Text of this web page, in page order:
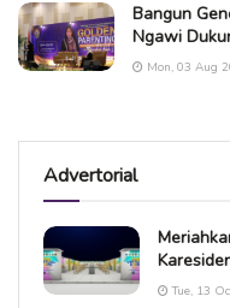
Bangun
Ngawi
Mon, 03 Aug
Advertorial
Tue, 13